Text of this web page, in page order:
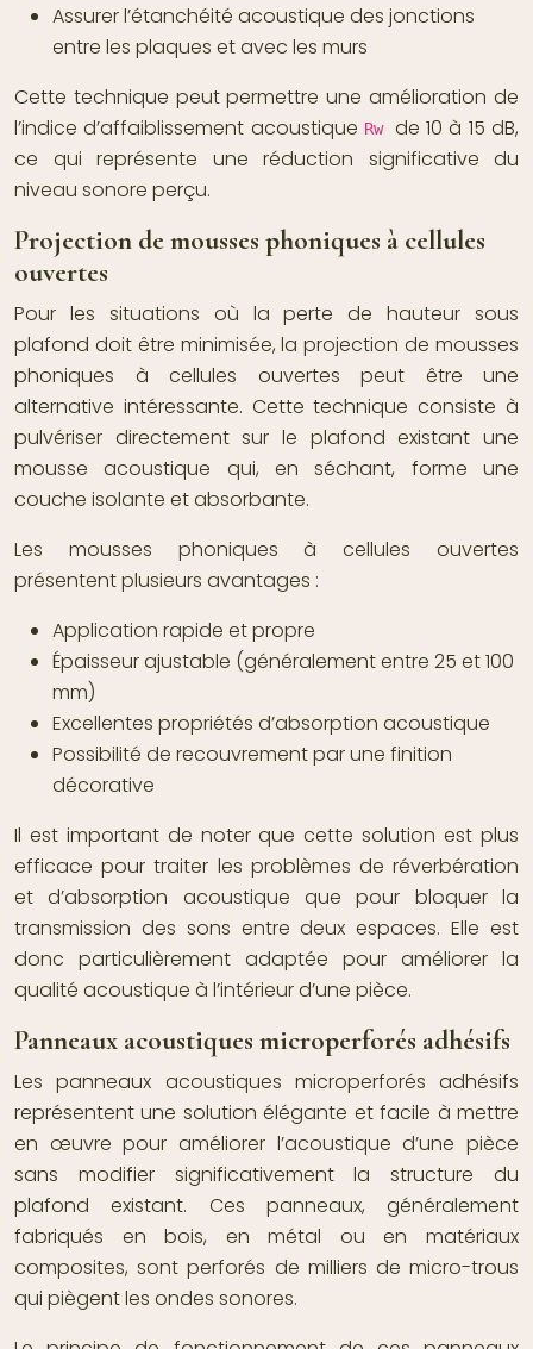
Assurer l’étanchéité acoustique des jonctions
entre les plaques et avec les murs
Cette technique peut permettre une amélioration de
l’indice d’affaiblissement acoustique Rw de 10 à 15 dB,
ce qui représente une réduction significative du
niveau sonore perçu.
Projection de mousses phoniques à cellules
ouvertes
Pour les situations où la perte de hauteur sous
plafond doit être minimisée, la projection de mousses
phoniques à cellules ouvertes peut être une
alternative intéressante. Cette technique consiste à
pulvériser directement sur le plafond existant une
mousse acoustique qui, en séchant, forme une
couche isolante et absorbante.
Les mousses phoniques à cellules ouvertes
présentent plusieurs avantages :
Application rapide et propre
Épaisseur ajustable (généralement entre 25 et 100
mm)
Excellentes propriétés d’absorption acoustique
Possibilité de recouvrement par une finition
décorative
Il est important de noter que cette solution est plus
efficace pour traiter les problèmes de réverbération
et d’absorption acoustique que pour bloquer la
transmission des sons entre deux espaces. Elle est
donc particulièrement adaptée pour améliorer la
qualité acoustique à l’intérieur d’une pièce.
Panneaux acoustiques microperforés adhésifs
Les panneaux acoustiques microperforés adhésifs
représentent une solution élégante et facile à mettre
en œuvre pour améliorer l’acoustique d’une pièce
sans modifier significativement la structure du
plafond existant. Ces panneaux, généralement
fabriqués en bois, en métal ou en matériaux
composites, sont perforés de milliers de micro-trous
qui piègent les ondes sonores.